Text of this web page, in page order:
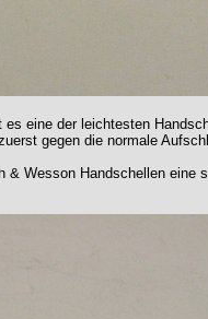
eine der leichtesten
gegen die normale
Wesson Handschellen